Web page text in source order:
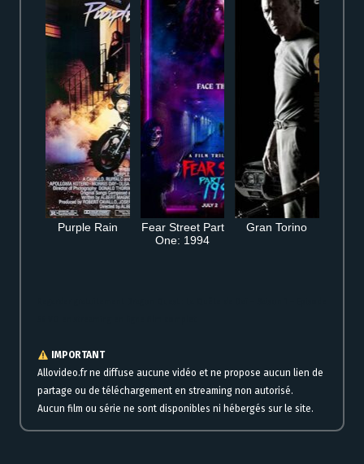
Purple Rain
Fear Street Part
One: 1994
Gran Torino
IMPORTANT
Allovideo.fr ne diffuse aucune vidéo et ne propose aucun lien de
partage ou de téléchargement en streaming non autorisé.
Aucun film ou série ne sont disponibles ni hébergés sur le site.